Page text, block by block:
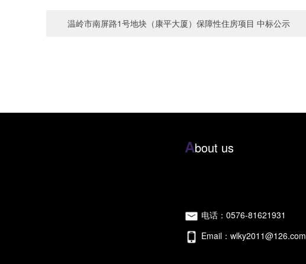
温岭市南屏路1号地块（康平大厦）保障性住房项目 中标公示
About us
电话：0576-81621931
Email：wlky2011@126.com